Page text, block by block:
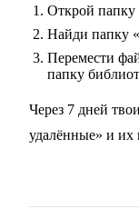
Открой папку
Найди папку
Перемести
папку
Через 7 дней
удалённые» и их